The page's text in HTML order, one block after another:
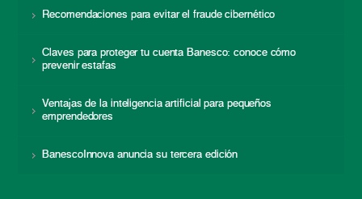
Recomendaciones para evitar el fraude cibernético
Claves para proteger tu cuenta Banesco: conoce cómo
prevenir estafas
Ventajas de la inteligencia artificial para pequeños
emprendedores
BanescoInnova anuncia su tercera edición